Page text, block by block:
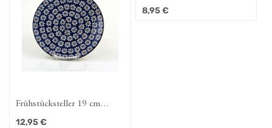
Frühstücksteller 19 cm
"Dattein"
12,95€
8,95€